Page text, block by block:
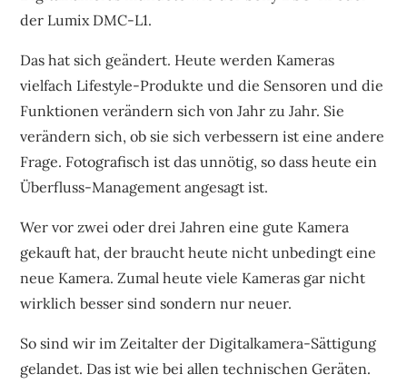
der Lumix DMC-L1.
Das hat sich geändert. Heute werden Kameras
vielfach Lifestyle-Produkte und die Sensoren und die
Funktionen verändern sich von Jahr zu Jahr. Sie
verändern sich, ob sie sich verbessern ist eine andere
Frage. Fotografisch ist das unnötig, so dass heute ein
Überfluss-Management angesagt ist.
Wer vor zwei oder drei Jahren eine gute Kamera
gekauft hat, der braucht heute nicht unbedingt eine
neue Kamera. Zumal heute viele Kameras gar nicht
wirklich besser sind sondern nur neuer.
So sind wir im Zeitalter der Digitalkamera-Sättigung
gelandet. Das ist wie bei allen technischen Geräten.